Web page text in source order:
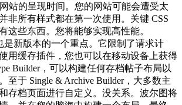
站的呈现时间。您的网站可能会遭受太
非所有样式都在第一次使用。关键 CSS
这些东西。您将能够实现高性能。
是新版本的一个重点。它限制了请求计
用缓存插件，您也可以在移动设备上获得
Builder，可以构建任何存档帖子布局以
至于 Single & Archive Builder，大多数主
存档页面进行自定义。没关系。波尔图将